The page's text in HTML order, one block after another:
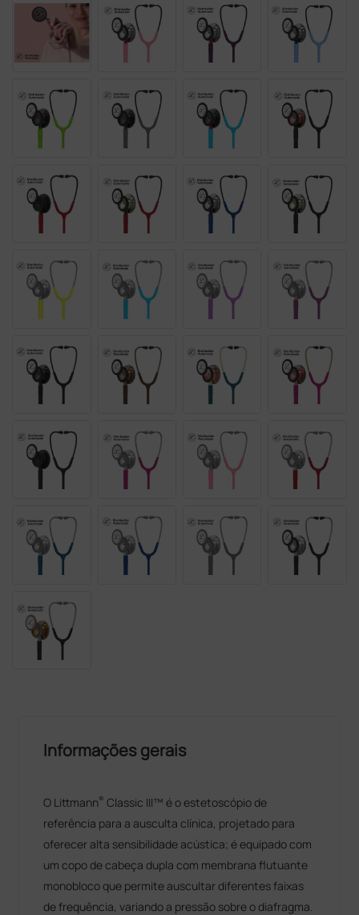
Informações gerais
O Littmann® Classic III™ é o estetoscópio de
referência para a ausculta clínica, projetado para
oferecer alta sensibilidade acústica; é equipado com
um copo de cabeça dupla com membrana flutuante
monobloco que permite auscultar diferentes faixas
de frequência, variando a pressão sobre o diafragma.